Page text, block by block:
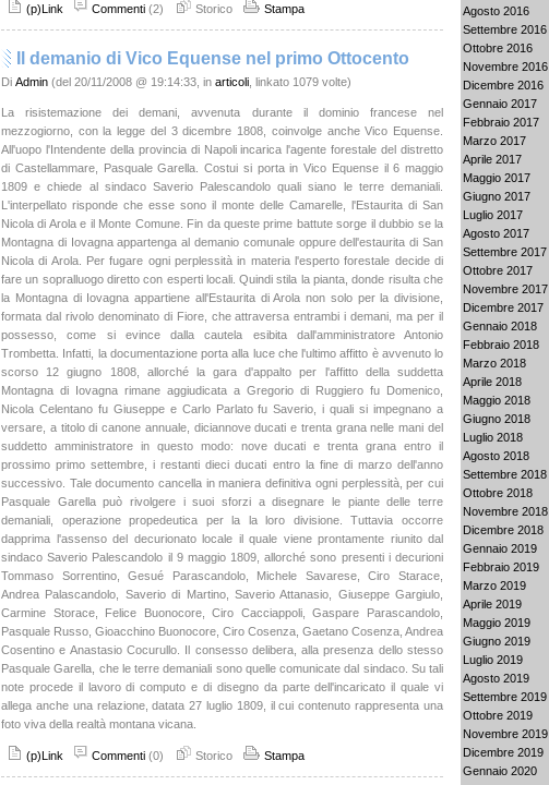
Agosto 2016
Settembre 2016
Ottobre 2016
Novembre 2016
Dicembre 2016
Gennaio 2017
Febbraio 2017
Marzo 2017
Aprile 2017
Maggio 2017
Giugno 2017
Luglio 2017
Agosto 2017
Settembre 2017
Ottobre 2017
Novembre 2017
Dicembre 2017
Gennaio 2018
Febbraio 2018
Marzo 2018
Aprile 2018
Maggio 2018
Giugno 2018
Luglio 2018
Agosto 2018
Settembre 2018
Ottobre 2018
Novembre 2018
Dicembre 2018
Gennaio 2019
Febbraio 2019
Marzo 2019
Aprile 2019
Maggio 2019
Giugno 2019
Luglio 2019
Agosto 2019
Settembre 2019
Ottobre 2019
Novembre 2019
Dicembre 2019
Gennaio 2020
(p)Link Commenti (2) Storico Stampa
Il demanio di Vico Equense nel primo Ottocento
Di Admin (del 20/11/2008 @ 19:14:33, in articoli, linkato 1079 volte)
La risistemazione dei demani, avvenuta durante il dominio francese nel
mezzogiorno, con la legge del 3 dicembre 1808, coinvolge anche Vico Equense.
All'uopo l'Intendente della provincia di Napoli incarica l'agente forestale del distretto
di Castellammare, Pasquale Garella. Costui si porta in Vico Equense il 6 maggio
1809 e chiede al sindaco Saverio Palescandolo quali siano le terre demaniali.
L'interpellato risponde che esse sono il monte delle Camarelle, l'Estaurita di San
Nicola di Arola e il Monte Comune. Fin da queste prime battute sorge il dubbio se la
Montagna di Iovagna appartenga al demanio comunale oppure dell'estaurita di San
Nicola di Arola. Per fugare ogni perplessità in materia l'esperto forestale decide di
fare un sopralluogo diretto con esperti locali. Quindi stila la pianta, donde risulta che
la Montagna di Iovagna appartiene all'Estaurita di Arola non solo per la divisione,
formata dal rivolo denominato di Fiore, che attraversa entrambi i demani, ma per il
possesso, come si evince dalla cautela esibita dall'amministratore Antonio
Trombetta. Infatti, la documentazione porta alla luce che l'ultimo affitto è avvenuto lo
scorso 12 giugno 1808, allorché la gara d'appalto per l'affitto della suddetta
Montagna di Iovagna rimane aggiudicata a Gregorio di Ruggiero fu Domenico,
Nicola Celentano fu Giuseppe e Carlo Parlato fu Saverio, i quali si impegnano a
versare, a titolo di canone annuale, diciannove ducati e trenta grana nelle mani del
suddetto amministratore in questo modo: nove ducati e trenta grana entro il
prossimo primo settembre, i restanti dieci ducati entro la fine di marzo dell'anno
successivo. Tale documento cancella in maniera definitiva ogni perplessità, per cui
Pasquale Garella può rivolgere i suoi sforzi a disegnare le piante delle terre
demaniali, operazione propedeutica per la la loro divisione. Tuttavia occorre
dapprima l'assenso del decurionato locale il quale viene prontamente riunito dal
sindaco Saverio Palescandolo il 9 maggio 1809, allorché sono presenti i decurioni
Tommaso Sorrentino, Gesué Parascandolo, Michele Savarese, Ciro Starace,
Andrea Palascandolo, Saverio di Martino, Saverio Attanasio, Giuseppe Gargiulo,
Carmine Storace, Felice Buonocore, Ciro Cacciappoli, Gaspare Parascandolo,
Pasquale Russo, Gioacchino Buonocore, Ciro Cosenza, Gaetano Cosenza, Andrea
Cosentino e Anastasio Cocurullo. Il consesso delibera, alla presenza dello stesso
Pasquale Garella, che le terre demaniali sono quelle comunicate dal sindaco. Su tali
note procede il lavoro di computo e di disegno da parte dell'incaricato il quale vi
allega anche una relazione, datata 27 luglio 1809, il cui contenuto rappresenta una
foto viva della realtà montana vicana.
(p)Link Commenti (0) Storico Stampa